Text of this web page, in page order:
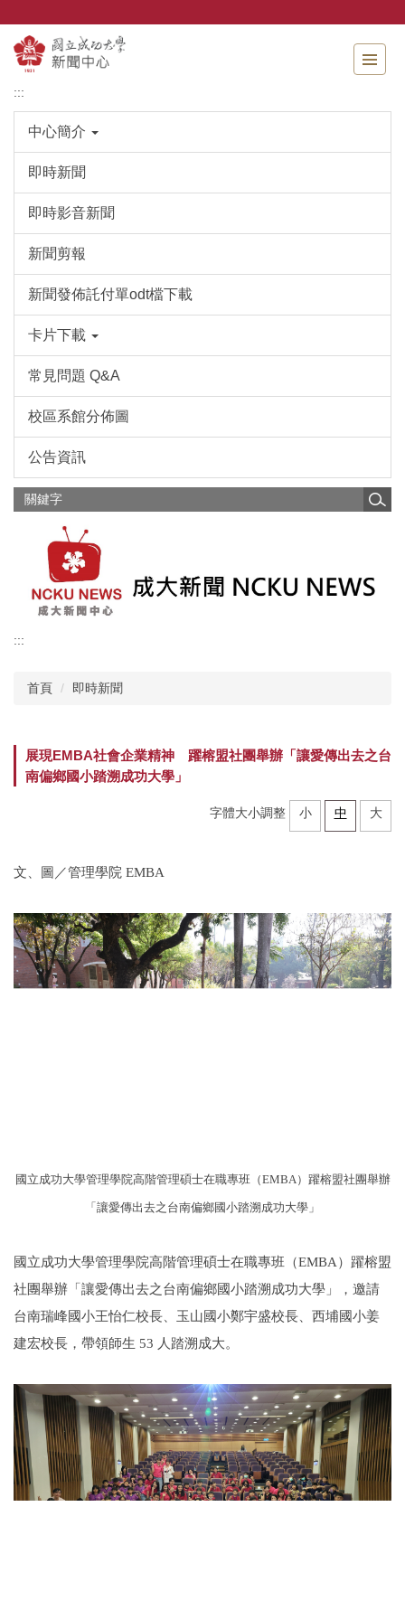
主
要
內
:::
中心簡介
即時新聞
即時影音新聞
新聞剪報
新聞發佈託付單odt檔下載
卡片下載
常見問題 Q&A
校區系館分佈圖
公告資訊
:::
首頁 即時新聞
展現EMBA社會企業精神 躍榕盟社團舉辦「讓愛傳出去之台
南偏鄉國小踏溯成功大學」
字體大小調整 小 中 大
文、圖／管理學院 EMBA
國立成功大學管理學院高階管理碩士在職專班（EMBA）躍榕盟社團舉辦
「讓愛傳出去之台南偏鄉國小踏溯成功大學」
國立成功大學管理學院高階管理碩士在職專班（EMBA）躍榕盟
社團舉辦「讓愛傳出去之台南偏鄉國小踏溯成功大學」，邀請
台南瑞峰國小王怡仁校長、玉山國小鄭宇盛校長、西埔國小姜
建宏校長，帶領師生 53 人踏溯成大。